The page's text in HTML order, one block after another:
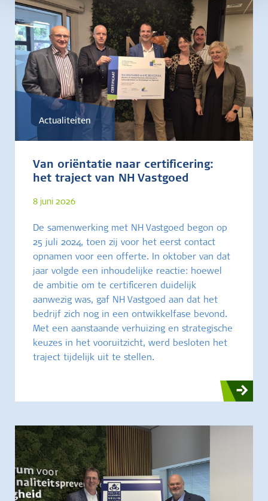
Actualiteiten
Van oriëntatie naar certificering:
het traject van NH Vastgoed
8 juni 2026
De samenwerking met NH Vastgoed begon op
25 juli 2024, toen zij voor het eerst contact
opnamen voor een offerte. In oktober van dat
jaar volgde een inhoudelijke reactie: hoewel
de ambitie om te certificeren duidelijk
aanwezig was, gaf NH Vastgoed aan dat het
bedrijf zich nog in een ontwikkelfase bevond.
Met een aanstaande verhuizing en strategische
keuzes in het vooruitzicht, werd besloten het
traject tijdelijk uit te stellen.